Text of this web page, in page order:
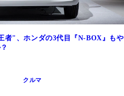
者"、ホンダの3代目『N-BOX』もや
クルマ